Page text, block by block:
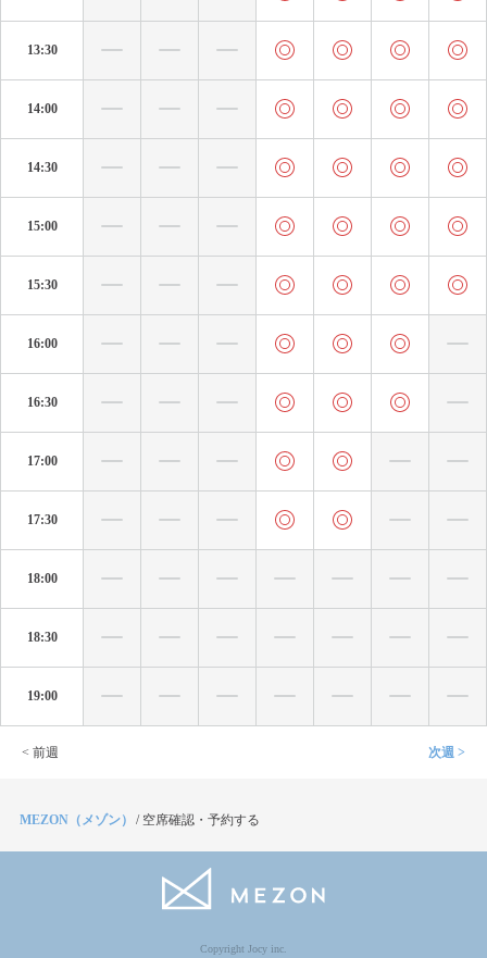
13:30
14:00
14:30
15:00
15:30
16:00
16:30
17:00
17:30
18:00
18:30
19:00
< 前週 次週 >
MEZON（メゾン） / 空席確認・予約する
Copyright Jocy inc.